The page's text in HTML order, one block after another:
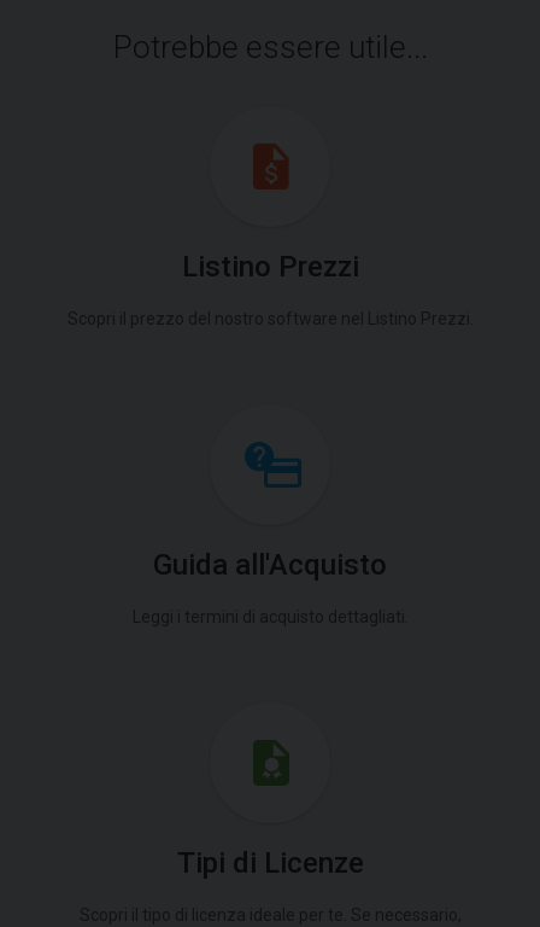
Potrebbe essere utile...
Listino Prezzi
Guida all'Acquisto
Tipi di Licenze